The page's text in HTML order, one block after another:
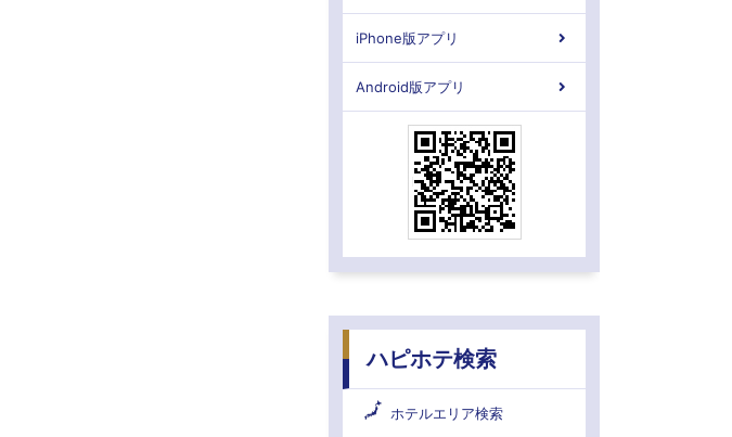
iPhone版アプリ
Android版アプリ
ハピホテ検索
ホテルエリア検索